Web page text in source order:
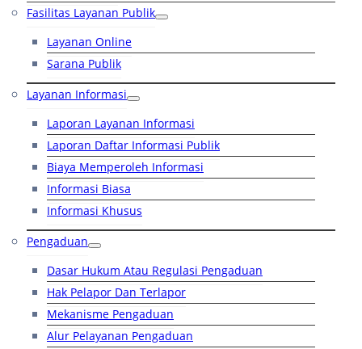
Fasilitas Layanan Publik
Layanan Online
Sarana Publik
Layanan Informasi
Laporan Layanan Informasi
Laporan Daftar Informasi Publik
Biaya Memperoleh Informasi
Informasi Biasa
Informasi Khusus
Pengaduan
Dasar Hukum Atau Regulasi Pengaduan
Hak Pelapor Dan Terlapor
Mekanisme Pengaduan
Alur Pelayanan Pengaduan